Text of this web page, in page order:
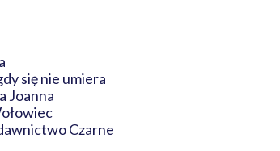
się nie umiera
Joanna
Czarne